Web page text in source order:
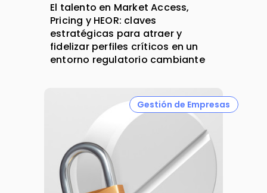
El talento en Market Access,
Pricing y HEOR: claves
estratégicas para atraer y
fidelizar perfiles críticos en un
entorno regulatorio cambiante
Gestión de Empresas